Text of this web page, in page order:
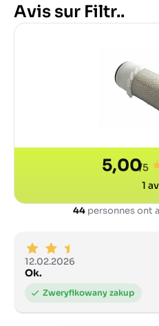
Avis sur Filtr..
5,00/5
1
44 personnes ont
12.02.2026
Ok.